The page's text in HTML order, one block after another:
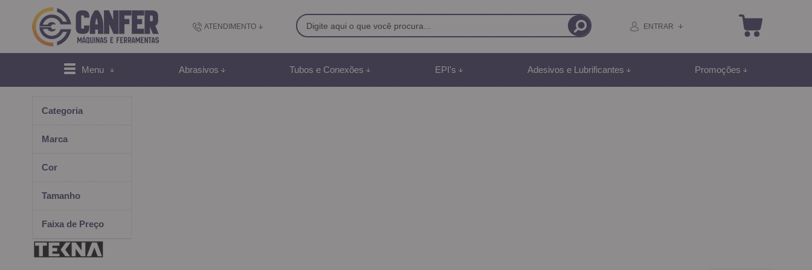
ATENDIMENTO
(48) 2102-9500
(48) 991887507
sac@canfer.com.br
Atendimento Online
ENTRAR
Menu Abrasivos Tubos e Conexões EPI's Adesivos e Lubrificantes Promoções
Categoria
Marca
Cor
Tamanho
Faixa de Preço